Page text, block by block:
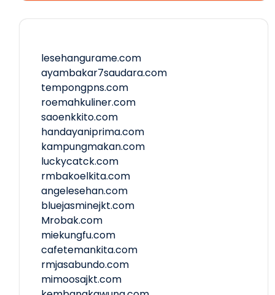
lesehangurame.com
ayambakar7saudara.com
tempongpns.com
roemahkuliner.com
saoenkkito.com
handayaniprima.com
kampungmakan.com
luckycatck.com
rmbakoelkita.com
angelesehan.com
bluejasminejkt.com
Mrobak.com
miekungfu.com
cafetemankita.com
rmjasabundo.com
mimoosajkt.com